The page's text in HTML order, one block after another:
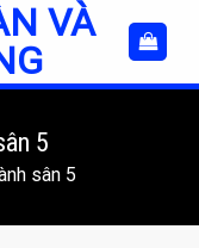
VÀ
5
sân 5